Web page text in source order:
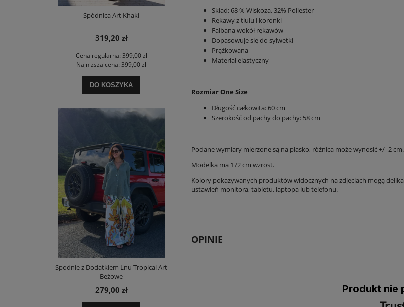
Spódnica Art Khaki
319,20 zł
Cena regularna:399,00 zł
Najniższa cena: 399,00 zł
DO KOSZYKA
Spodnie z Dodatkiem Lnu Tropical Art
Beżowe
279,00 zł
Skład: 68 % Wiskoza, 32% Poliester
Rękawy z tiulu i koronki
Falbana wokół rękawów
Dopasowuje się do sylwetki
Prążkowana
Materiał elastyczny
Rozmiar One Size
Długość całkowita: 60 cm
Szerokość od pachy do pachy: 58 cm
Podane wymiary mierzone są na płasko, różnica może wynosić +/- 2 cm.
Modelka ma 172 cm wzrost.
Kolory pokazywanych produktów widocznych na zdjęciach mogą
ustawień monitora, tabletu, laptopa lub telefonu.
OPINIE
Produkt nie